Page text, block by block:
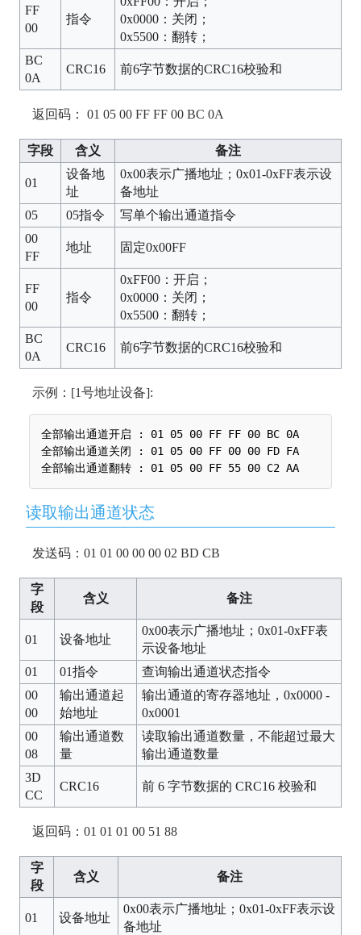
FF
00
指令
0x0000：关闭；
0x5500：翻转；
BC
0A
CRC16 前6字节数据的CRC16校验和
返回码： 01 05 00 FF FF 00 BC 0A
字段 含义 备注
01
设备地
址
0x00表示广播地址；0x01-0xFF表示设
备地址
05
05指令
写单个输出通道指令
00
FF
地址 固定0x00FF
FF
00
指令
0xFF00：开启；
0x0000：关闭；
0x5500：翻转；
BC
0A
CRC16 前6字节数据的CRC16校验和
示例：[1号地址设备]:
全部输出通道开启 : 01 05 00 FF FF 00 BC 0A
全部输出通道关闭 : 01 05 00 FF 00 00 FD FA
读取输出通道状态
发送码：01 01 00 00 00 02 BD CB
字
段
含义 备注
01 设备地址
0x00表示广播地址；0x01-0xFF表
示设备地址
01
01指令
查询输出通道状态指令
00
00
输出通道起
始地址
输出通道的寄存器地址，0x0000 -
0x0001
00
08
输出通道数
量
读取输出通道数量，不能超过最大
输出通道数量
3D
CC
CRC16 前 6 字节数据的 CRC16 校验和
返回码：01 01 01 00 51 88
字
段
含义 备注
01 设备地址
0x00表示广播地址；0x01-0xFF表示设
备地址